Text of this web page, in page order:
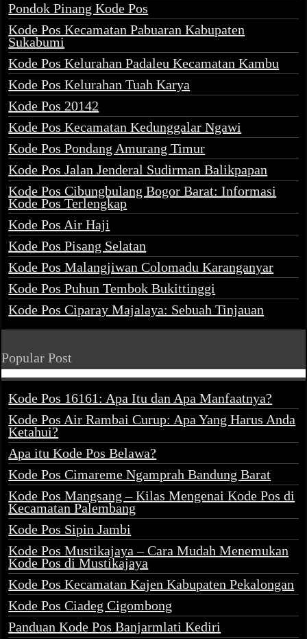
Pondok Pinang Kode Pos
Kode Pos Kecamatan Pabuaran Kabupaten
Sukabumi
Kode Pos Kelurahan Padaleu Kecamatan Kambu
Kode Pos Kelurahan Tuah Karya
Kode Pos 20142
Kode Pos Kecamatan Kedunggalar Ngawi
Kode Pos Pondang Amurang Timur
Kode Pos Jalan Jenderal Sudirman Balikpapan
Kode Pos Cibungbulang Bogor Barat: Informasi
Kode Pos Terlengkap
Kode Pos Air Haji
Kode Pos Pisang Selatan
Kode Pos Malangjiwan Colomadu Karanganyar
Kode Pos Puhun Tembok Bukittinggi
Kode Pos Ciparay Majalaya: Sebuah Tinjauan
Popular Post
Kode Pos 16161: Apa Itu dan Apa Manfaatnya?
Kode Pos Air Rambai Curup: Apa Yang Harus Anda
Ketahui?
Apa itu Kode Pos Belawa?
Kode Pos Cimareme Ngamprah Bandung Barat
Kode Pos Mangsang – Kilas Mengenai Kode Pos di
Kecamatan Palembang
Kode Pos Sipin Jambi
Kode Pos Mustikajaya – Cara Mudah Menemukan
Kode Pos di Mustikajaya
Kode Pos Kecamatan Kajen Kabupaten Pekalongan
Kode Pos Ciadeg Cigombong
Panduan Kode Pos Banjarmlati Kediri